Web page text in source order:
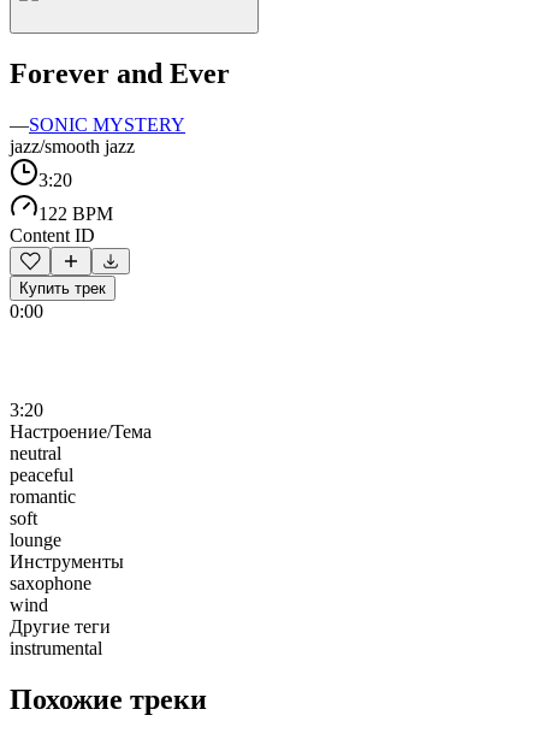
Forever and Ever
—SONIC MYSTERY
jazz/smooth jazz
3:20
122 BPM
Content ID
Купить трек
0:00
3:20
Настроение/Тема
neutral
peaceful
romantic
soft
lounge
Инструменты
saxophone
wind
Другие теги
instrumental
Похожие треки